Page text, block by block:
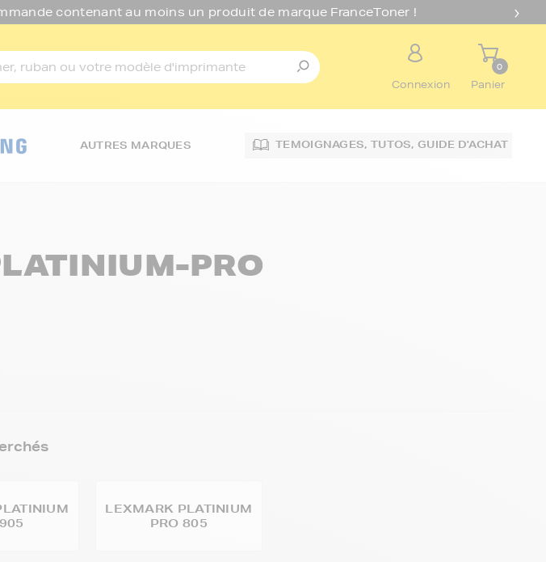
contenant au moins un produit de marque FranceToner !
Connexion
0
Panier
AUTRES MARQUES TEMOIGNAGES, TUTOS,GUIDE D'ACHAT
PRO
LEXMARK PLATINIUM
PRO 805